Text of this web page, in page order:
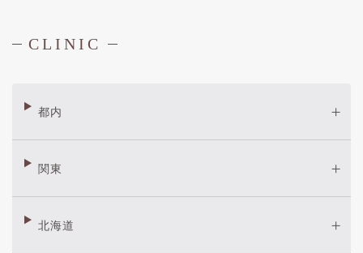
CLINIC
都内
関東
北海道